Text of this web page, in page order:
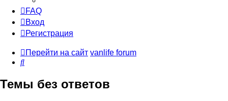
FAQ
Вход
Регистрация
Перейти на сайт vanlife forum
Поиск
Темы без ответов